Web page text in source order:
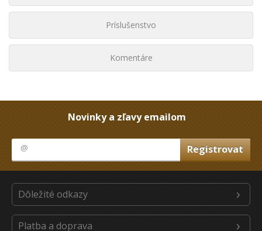
Príslušenstvo
Komentáre
Novinky a zľavy emailom
Dôležité odkazy
Platba a doprava